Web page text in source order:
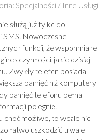
Specjalności / Inne Usługi
służą już tylko do
SMS. Nowoczesne
funkcji, że wspomniane
czynności, jakie dzisiaj
Zwykły telefon posiada
pamięć niż komputery
pamięć telefonu pełna
polegnie.
choć możliwe, to wcale nie
łatwo uszkodzić trwale